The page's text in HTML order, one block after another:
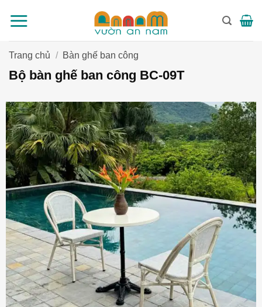
qua
dungTrang chủ / Bàn ghế ban công
Bộ bàn ghế ban công BC-09T